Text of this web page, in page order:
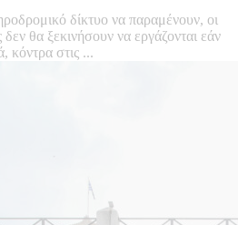
δίκτυο να παραμένουν, οι
θα ξεκινήσουν να εργάζονται εάν
κόντρα στις ...